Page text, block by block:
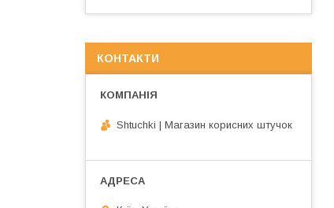
КОНТАКТИ
Shtuchki | Магазин корисних штучок